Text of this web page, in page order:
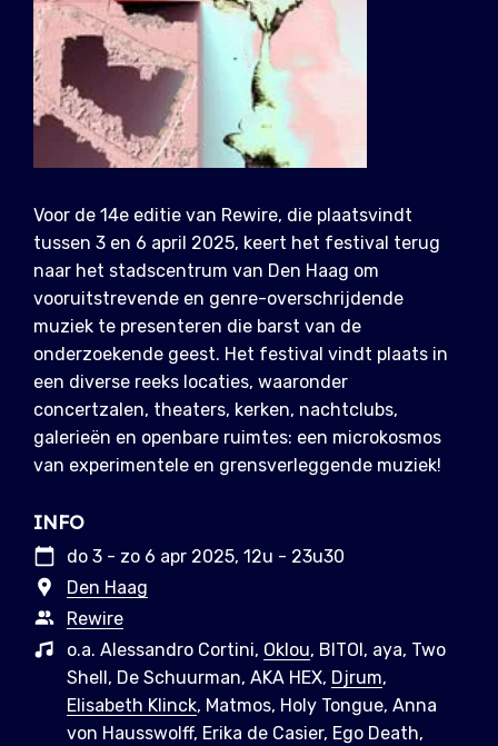
Voor de 14e editie van Rewire, die plaatsvindt
tussen 3 en 6 april 2025, keert het festival terug
naar het stadscentrum van Den Haag om
vooruitstrevende en genre-overschrijdende
muziek te presenteren die barst van de
onderzoekende geest. Het festival vindt plaats in
een diverse reeks locaties, waaronder
concertzalen, theaters, kerken, nachtclubs,
galerieën en openbare ruimtes: een microkosmos
van experimentele en grensverleggende muziek!
INFO
do 3 - zo 6 apr 2025, 12u - 23u30
Den Haag
Rewire
o.a. Alessandro Cortini, Oklou, BITOI, aya, Two
Shell, De Schuurman, AKA HEX, Djrum,
Elisabeth Klinck, Matmos, Holy Tongue, Anna
von Hausswolff, Erika de Casier, Ego Death,